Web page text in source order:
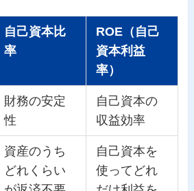
自己資本比
率
ROE（自己
資本利益
率）
財務の安定
性
自己資本の
収益効率
資産のうち
どれくらい
自己資本を
使ってどれ